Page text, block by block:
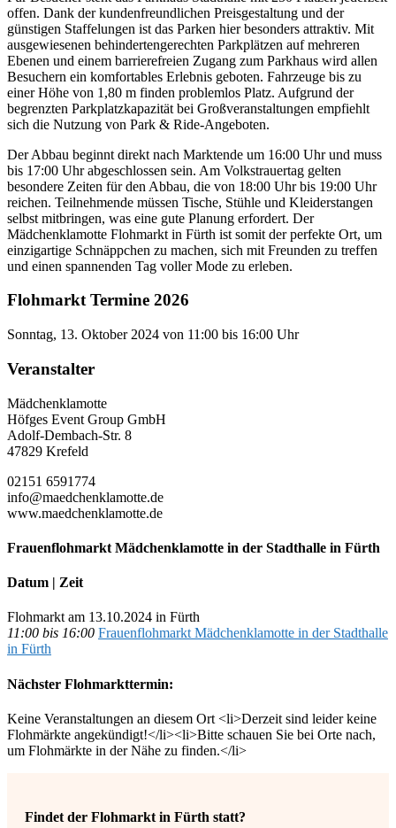
offen. Dank der kundenfreundlichen Preisgestaltung und der
günstigen Staffelungen ist das Parken hier besonders attraktiv. Mit
ausgewiesenen behindertengerechten Parkplätzen auf mehreren
Ebenen und einem barrierefreien Zugang zum Parkhaus wird allen
Besuchern ein komfortables Erlebnis geboten. Fahrzeuge bis zu
einer Höhe von 1,80 m finden problemlos Platz. Aufgrund der
begrenzten Parkplatzkapazität bei Großveranstaltungen empfiehlt
sich die Nutzung von Park & Ride-Angeboten.
Der Abbau beginnt direkt nach Marktende um 16:00 Uhr und muss
bis 17:00 Uhr abgeschlossen sein. Am Volkstrauertag gelten
besondere Zeiten für den Abbau, die von 18:00 Uhr bis 19:00 Uhr
reichen. Teilnehmende müssen Tische, Stühle und Kleiderstangen
selbst mitbringen, was eine gute Planung erfordert. Der
Mädchenklamotte Flohmarkt in Fürth ist somit der perfekte Ort, um
einzigartige Schnäppchen zu machen, sich mit Freunden zu treffen
und einen spannenden Tag voller Mode zu erleben.
Flohmarkt Termine 2026
Sonntag, 13. Oktober 2024 von 11:00 bis 16:00 Uhr
Veranstalter
Mädchenklamotte
Höfges Event Group GmbH
Adolf-Dembach-Str. 8
47829 Krefeld
02151 6591774
info@maedchenklamotte.de
www.maedchenklamotte.de
Frauenflohmarkt Mädchenklamotte in der Stadthalle in Fürth
Datum | Zeit
Flohmarkt am 13.10.2024 in Fürth
11:00 bis 16:00 Frauenflohmarkt Mädchenklamotte in der Stadthalle
in Fürth
Nächster Flohmarkttermin:
Keine Veranstaltungen an diesem Ort <li>Derzeit sind leider keine
Flohmärkte angekündigt!</li><li>Bitte schauen Sie bei Orte nach,
um Flohmärkte in der Nähe zu finden.</li>
Findet der Flohmarkt in Fürth statt?